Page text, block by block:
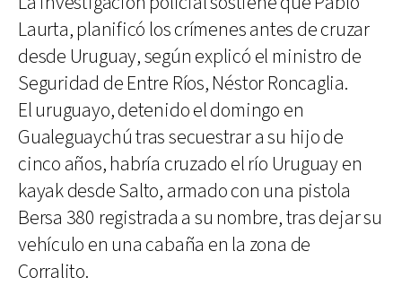
Laurta, planificó los crímenes antes de cruzar
desde Uruguay, según explicó el ministro de
Seguridad de Entre Ríos, Néstor Roncaglia.
El uruguayo, detenido el domingo en
Gualeguaychú tras secuestrar a su hijo de
cinco años, habría cruzado el río Uruguay en
kayak desde Salto, armado con una pistola
Bersa 380 registrada a su nombre, tras dejar su
vehículo en una cabaña en la zona de
Corralito.